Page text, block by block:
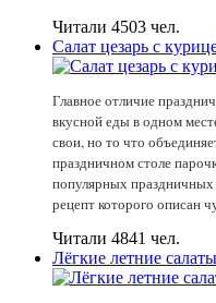
Читали 4503 чел.
Салат цезарь с
Главное отличие
вкусной еды в одном
свои, но то что
праздничном столе
популярных праздничных
рецепт которого описан
Читали 4841 чел.
Лёгкие летние салаты